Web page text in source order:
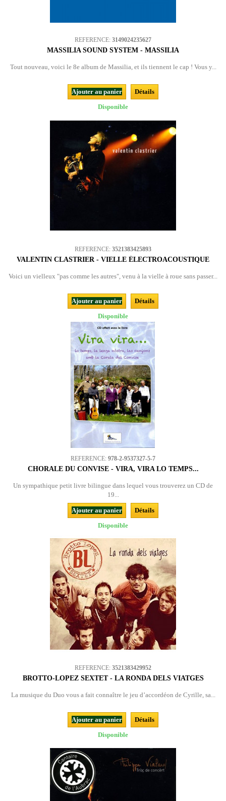
REFERENCE: 3149024235627
MASSILIA SOUND SYSTEM - MASSILIA
Tout nouveau, voici le 8e album de Massilia, et ils tiennent le cap ! Vous y...
Ajouter au panier
Détails
Disponible
REFERENCE: 3521383425893
VALENTIN CLASTRIER - VIELLE ÉLECTROACOUSTIQUE
Voici un vielleux "pas comme les autres", venu à la vielle à roue sans passer...
Ajouter au panier
Détails
Disponible
REFERENCE: 978-2-9537327-5-7
CHORALE DU CONVISE - VIRA, VIRA LO TEMPS...
Un sympathique petit livre bilingue dans lequel vous trouverez un CD de
19...
Ajouter au panier
Détails
Disponible
REFERENCE: 3521383429952
BROTTO-LOPEZ SEXTET - LA RONDA DELS VIATGES
La musique du Duo vous a fait connaître le jeu d’accordéon de Cyrille, sa...
Ajouter au panier
Détails
Disponible